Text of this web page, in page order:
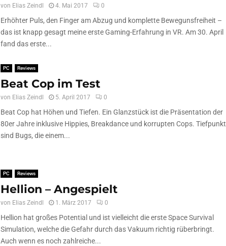
von Elias Zeindl 4. Mai 2017 0
Erhöhter Puls, den Finger am Abzug und komplette Bewegunsfreiheit –
das ist knapp gesagt meine erste Gaming-Erfahrung in VR. Am 30. April
fand das erste...
PC Reviews
Beat Cop im Test
von Elias Zeindl 5. April 2017 0
Beat Cop hat Höhen und Tiefen. Ein Glanzstück ist die Präsentation der
80er Jahre inklusive Hippies, Breakdance und korrupten Cops. Tiefpunkt
sind Bugs, die einem...
PC Reviews
Hellion – Angespielt
von Elias Zeindl 1. März 2017 0
Hellion hat großes Potential und ist vielleicht die erste Space Survival
Simulation, welche die Gefahr durch das Vakuum richtig rüberbringt.
Auch wenn es noch zahlreiche...